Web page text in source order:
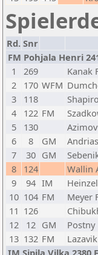
Rd. Snr
FM Pohjala Henri
1
269 Kanak
2
170 WFM
3
118
4
122 FM
5
130
6
8 GM
7
30 GM
8
124 Wallin
9
94 IM
10 104 FM Meyer
11 126
12
12 GM Postny
13 132 FM
IM Sipila Vilka 2380